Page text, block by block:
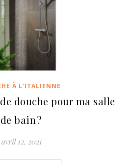
À L'ITALIENNE
douche pour ma salle
de bain ?
avril 12, 2021